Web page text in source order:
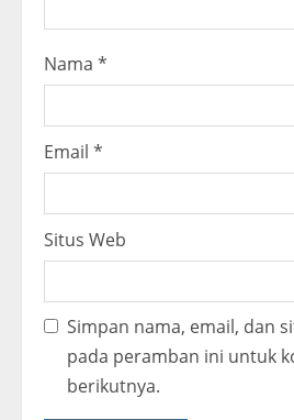
Nama *
Email *
Situs Web
Simpan nama, email, dan
pada peramban ini untuk
berikutnya.